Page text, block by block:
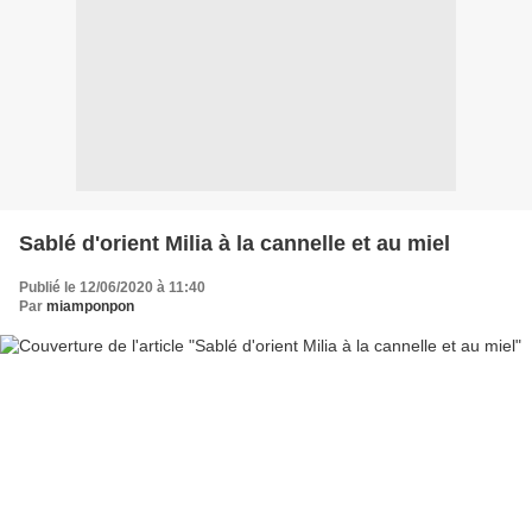
Sablé d'orient Milia à la cannelle et au miel
Publié le 12/06/2020 à 11:40
Par miamponpon